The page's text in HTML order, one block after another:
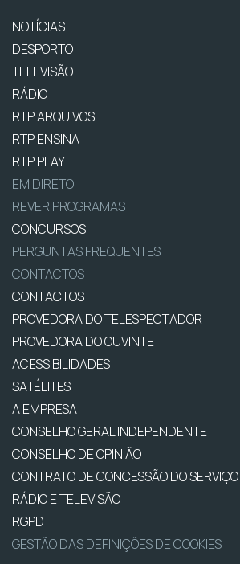
NOTÍCIAS
DESPORTO
TELEVISÃO
RÁDIO
RTP ARQUIVOS
RTP ENSINA
RTP PLAY
EM DIRETO
REVER PROGRAMAS
CONCURSOS
PERGUNTAS FREQUENTES
CONTACTOS
CONTACTOS
PROVEDORA DO TELESPECTADOR
PROVEDORA DO OUVINTE
ACESSIBILIDADES
SATÉLITES
A EMPRESA
CONSELHO GERAL INDEPENDENTE
CONSELHO DE OPINIÃO
CONTRATO DE CONCESSÃO DO
RÁDIO E TELEVISÃO
RGPD
GESTÃO DAS DEFINIÇÕES DE COOKIES